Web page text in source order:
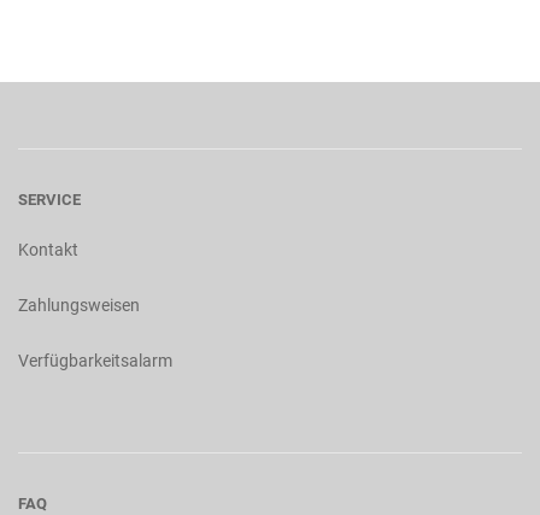
SERVICE
Kontakt
Zahlungsweisen
Verfügbarkeitsalarm
FAQ